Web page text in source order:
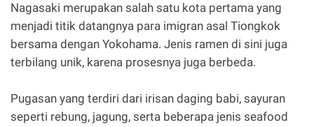
Nagasaki merupakan salah satu kota pertama yang
menjadi titik datangnya para imigran asal Tiongkok
bersama dengan Yokohama. Jenis ramen di sini juga
terbilang unik, karena prosesnya juga berbeda.
Pugasan yang terdiri dari irisan daging babi, sayuran
seperti rebung, jagung, serta beberapa jenis seafood